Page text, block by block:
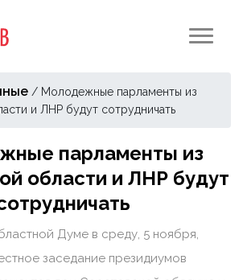
/ Молодежные парламенты из
и ЛНР будут сотрудничать
парламенты из
области и ЛНР будут
Думе в среду, 5 ноября,
заседание президиумов